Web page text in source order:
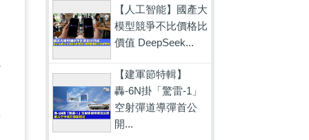
【人工智能】國產大
模型競爭不比價格比
價值 DeepSeek...
【建軍節特輯】
轟-6N掛「驚雷-1」
空射彈道導彈首公
開...